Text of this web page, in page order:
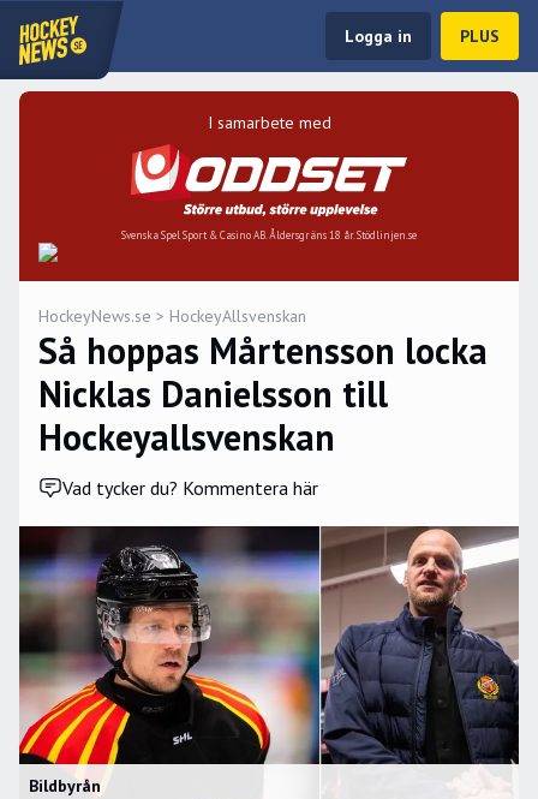
Logga in PLUS
I samarbete med
Svenska Spel Sport & Casino AB. Åldersgräns 18 år. Stödlinjen.se
HockeyNews.se > HockeyAllsvenskan
Så hoppas Mårtensson locka
Nicklas Danielsson till
Hockeyallsvenskan
Vad tycker du? Kommentera här
Bildbyrån